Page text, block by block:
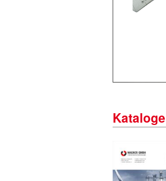
Kataloge